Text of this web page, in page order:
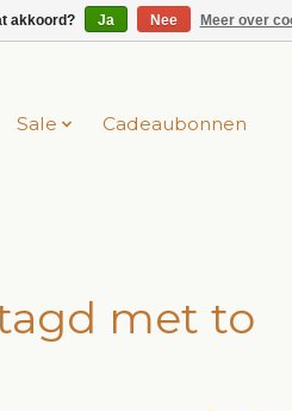
Sale Cadeaubonnen
met to
akkoord? Ja Nee Meer over